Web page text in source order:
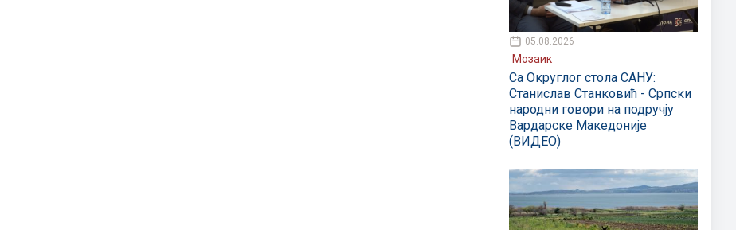
05.08.2026
Мозаик
Са Округлог стола САНУ:
Станислав Станковић - Српски
народни говори на подручју
Вардарске Македоније
(ВИДЕО)